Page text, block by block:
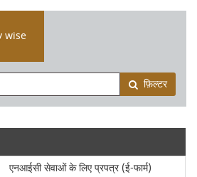
wise
फ़िल्टर
एनआईसी सेवाओं के लिए प्रपत्र (ई-फार्म)